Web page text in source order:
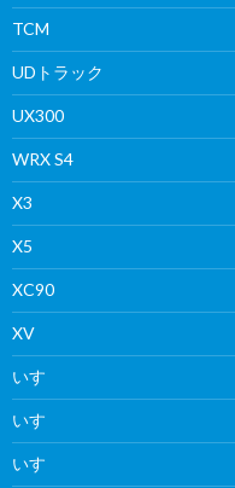
TCM
UDトラック
UX300
WRX S4
X3
X5
XC90
XV
いすゞ
いすゞ
いすゞ